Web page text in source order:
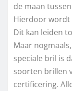
de maan
Hierdoor wordt
Dit kan leiden
Maar
speciale bril is
soorten brillen
certificering.